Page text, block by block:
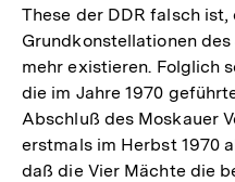
These der DDR falsch
Grundkonstellationen
mehr existieren. Folglich
die im Jahre 1970
Abschluß des Moskauer
erstmals im Herbst 1970
daß die Vier Mächte die